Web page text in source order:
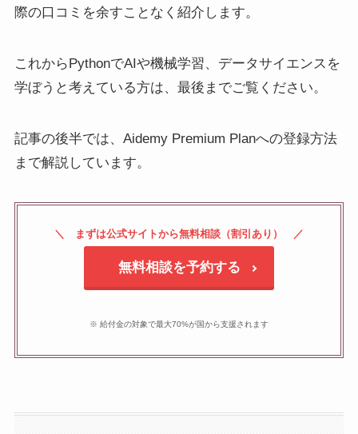
際の口コミを余すことなく紹介します。
これからPythonでAIや機械学習、データサイエンスを
学ぼうと考えている方は、最後までご覧ください。
記事の後半では、Aidemy Premium Planへの登録方法
まで解説しています。
まずは公式サイトから無料相談（割引あり）
無料相談を予約する
※ 給付金の対象で最大70%が国から支援されます